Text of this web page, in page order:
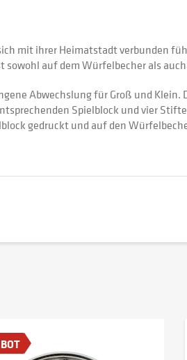
mit ihrer Heimatstadt verbunden
auf dem Würfelbecher als
Abwechslung für Groß und
Spielblock und vier
gedruckt und auf den